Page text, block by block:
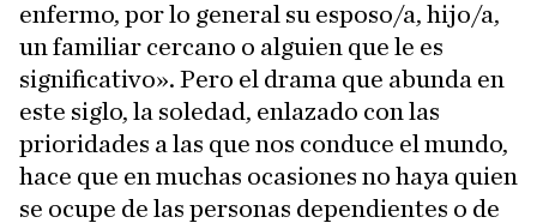
enfermo, por lo general su esposo/a, hijo/a,
un familiar cercano o alguien que le es
significativo». Pero el drama que abunda en
este siglo, la soledad, enlazado con las
prioridades a las que nos conduce el mundo,
hace que en muchas ocasiones no haya quien
se ocupe de las personas dependientes o de